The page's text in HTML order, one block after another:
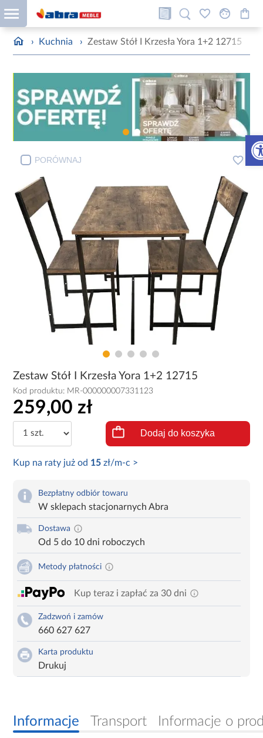
› Kuchnia › Zestaw Stół I Krzesła Yora 1+2 12715
PORÓWNAJ
Zestaw Stół I Krzesła Yora 1+2 12715
Kod produktu: MR-000000007331123
259,00 zł
Dodaj do koszyka
Kup na raty już od 15 zł/m-c >
Bezpłatny odbiór towaru
W sklepach stacjonarnych Abra
Dostawa
Od 5 do 10 dni roboczych
Metody płatności
Kup teraz i zapłać za 30 dni
Zadzwoń i zamów
660 627 627
Karta produktu
Drukuj
Informacje Transport Informacje o